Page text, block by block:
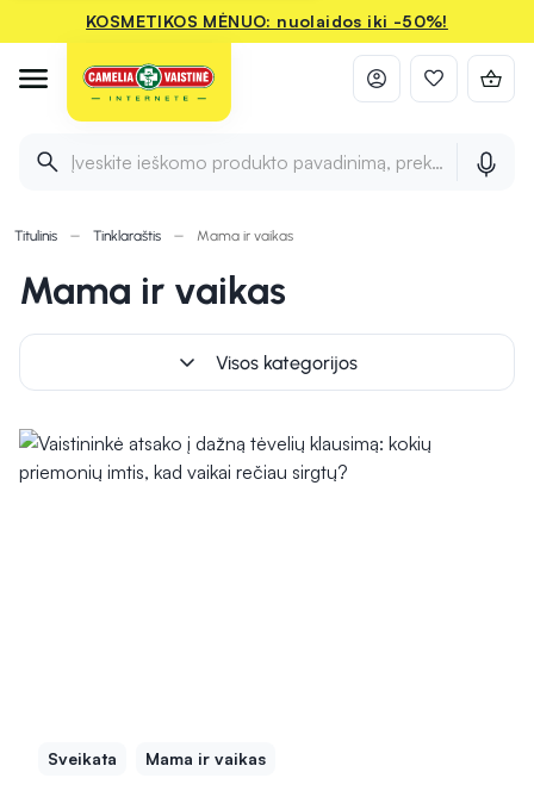
KOSMETIKOS MĖNUO: nuolaidos iki -50%!
Įveskite ieškomo produkto pavadinimą, prekės ženklą ir
Titulinis Tinklaraštis Mama ir vaikas
Mama ir vaikas
Visos kategorijos
Sveikata Mama ir vaikas